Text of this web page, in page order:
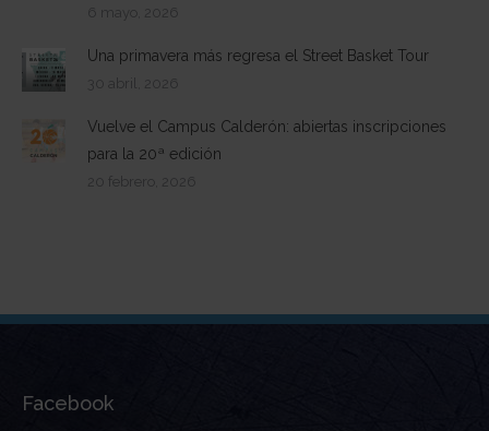
6 mayo, 2026
Una primavera más regresa el Street Basket Tour
30 abril, 2026
Vuelve el Campus Calderón: abiertas inscripciones
para la 20ª edición
Facebook